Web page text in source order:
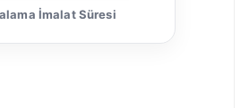
İmalat Süresi